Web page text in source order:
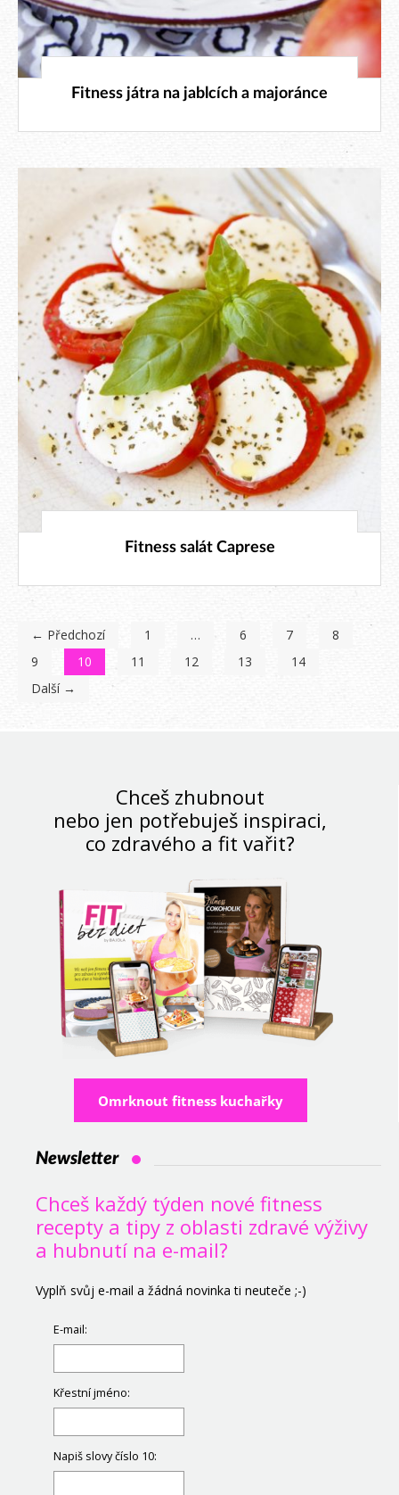
9. 9. 2018
Fitness játra na jablcích a majoránce
29. 6. 2018
Fitness salát Caprese
← Předchozí 1 … 6 7
8
9
10 11 12 13
14
Další →
Chceš zhubnout
nebo jen potřebuješ inspiraci,
co zdravého a fit vařit?
Omrknout fitness kuchařky
Newsletter
Chceš každý týden nové fitness
recepty a tipy z oblasti zdravé výživy
a hubnutí na e-mail?
Vyplň svůj e-mail a žádná novinka ti neuteče ;-)
E-mail:
Křestní jméno:
Napiš slovy číslo 10: